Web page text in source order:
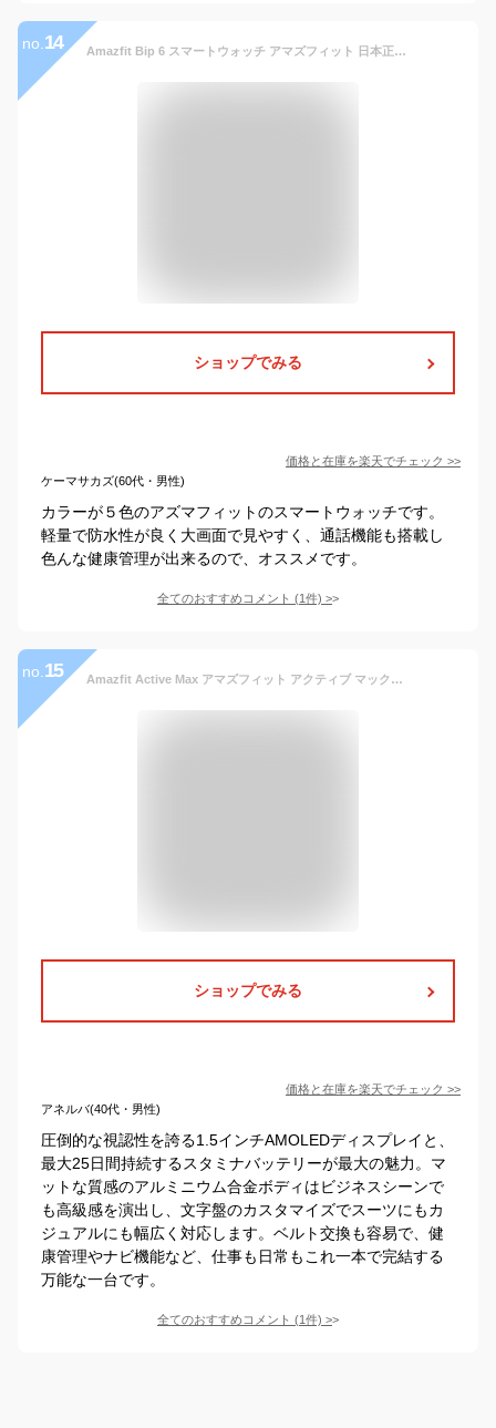
no. 14 Amazfit Bip 6 スマートウォッチ アマズフィット 日本正規代理店 延長保証 大画面 通話機能 GPS 音声操作 家族機能 軽量 防水 血中酸素 睡眠 健康管理 レディース メンズ 男性 女性 ストレス測定 line通知 着信通知 Bluetooth
ショップでみる
価格と在庫を楽天でチェック >>
ケーマサカズ(60代・男性)
カラーが５色のアズマフィットのスマートウォッチです。
軽量で防水性が良く大画面で見やすく、通話機能も搭載し
色んな健康管理が出来るので、オススメです。
全てのおすすめコメント (1件) >
no. 15 Amazfit Active Max アマズフィット アクティブ マックス 3000nit高輝度 GPS内蔵 4Gストレージ 25日間バッテリー オフラインマップ 睡眠 健康管理 スポーツモード ナビゲーション 音声操作 AI 運動管理
ショップでみる
価格と在庫を楽天でチェック >>
アネルバ(40代・男性)
圧倒的な視認性を誇る1.5インチAMOLEDディスプレイと、
最大25日間持続するスタミナバッテリーが最大の魅力。マ
ットな質感のアルミニウム合金ボディはビジネスシーンで
も高級感を演出し、文字盤のカスタマイズでスーツにもカ
ジュアルにも幅広く対応します。ベルト交換も容易で、健
康管理やナビ機能など、仕事も日常もこれ一本で完結する
万能な一台です。
全てのおすすめコメント (1件) >